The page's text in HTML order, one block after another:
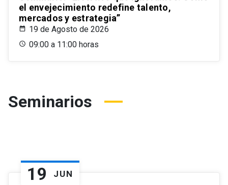
el envejecimiento redefine talento,
mercados y estrategia”
19 de Agosto de 2026
09:00 a 11:00 horas
Seminarios
19 JUN